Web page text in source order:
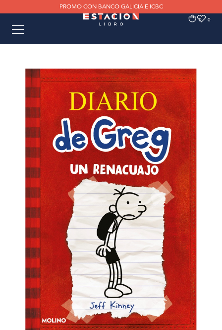
PROMO CON BANCO GALICIA E ICBC
0 0